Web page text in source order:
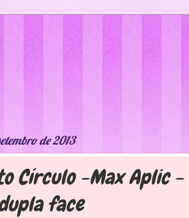
de 2013
Círculo -Max Aplic -
face